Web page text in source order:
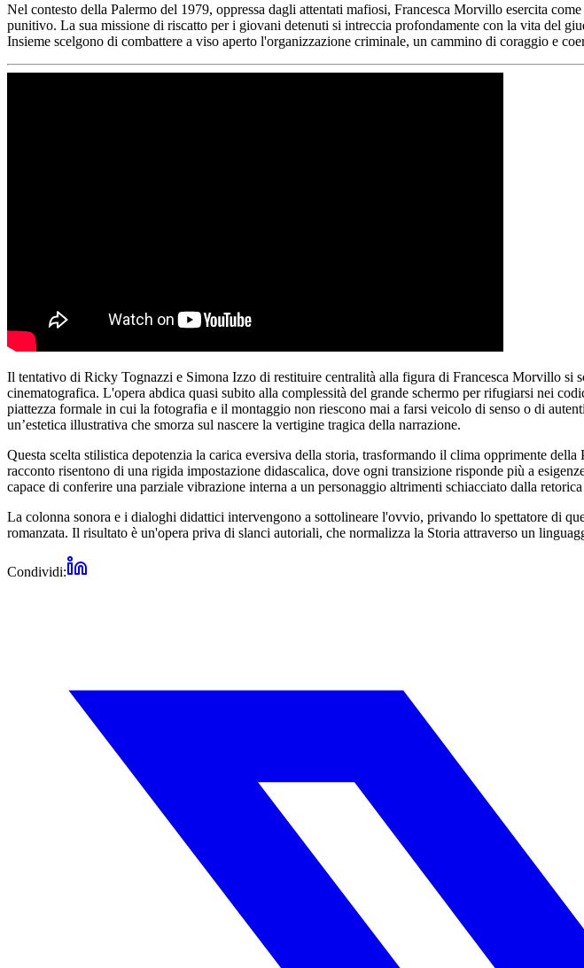
Nel contesto della Palermo del 1979, oppressa dagli attentati mafiosi, Francesca Morvillo esercita
punitivo. La sua missione di riscatto per i giovani detenuti si intreccia profondamente con la vita del
Insieme scelgono di combattere a viso aperto l'organizzazione criminale, un cammino di coraggio e
Il tentativo di Ricky Tognazzi e Simona Izzo di restituire centralità alla figura di Francesca Morvillo si
cinematografica. L'opera abdica quasi subito alla complessità del grande schermo per rifugiarsi nei
piattezza formale in cui la fotografia e il montaggio non riescono mai a farsi veicolo di senso o di
un’estetica illustrativa che smorza sul nascere la vertigine tragica della narrazione.
Questa scelta stilistica depotenzia la carica eversiva della storia, trasformando il clima opprimente
racconto risentono di una rigida impostazione didascalica, dove ogni transizione risponde più a
capace di conferire una parziale vibrazione interna a un personaggio altrimenti schiacciato dalla
La colonna sonora e i dialoghi didattici intervengono a sottolineare l'ovvio, privando lo spettatore di
romanzata. Il risultato è un'opera priva di slanci autoriali, che normalizza la Storia attraverso un
Condividi: